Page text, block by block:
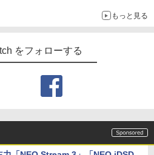
もっと見る
をフォローする